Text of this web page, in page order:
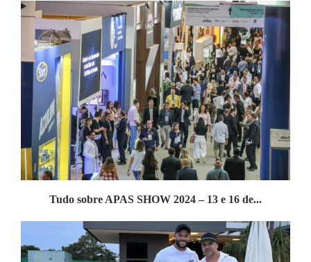
Tudo sobre APAS SHOW 2024 – 13 e 16 de...